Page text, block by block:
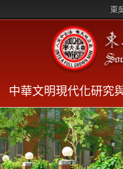
東
中華文明現代化研究